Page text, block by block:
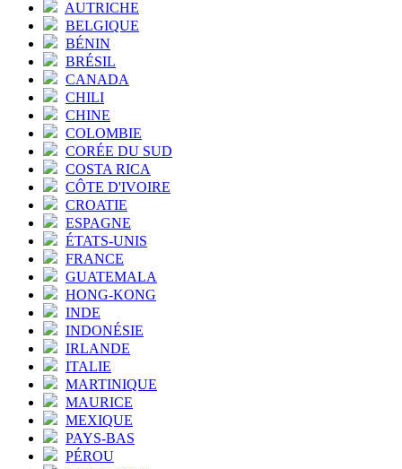
AUTRICHE
BELGIQUE
BÉNIN
BRÉSIL
CANADA
CHILI
CHINE
COLOMBIE
CORÉE DU SUD
COSTA RICA
CÔTE D'IVOIRE
CROATIE
ESPAGNE
ÉTATS-UNIS
FRANCE
GUATEMALA
HONG-KONG
INDE
INDONÉSIE
IRLANDE
ITALIE
MARTINIQUE
MAURICE
MEXIQUE
PAYS-BAS
PÉROU